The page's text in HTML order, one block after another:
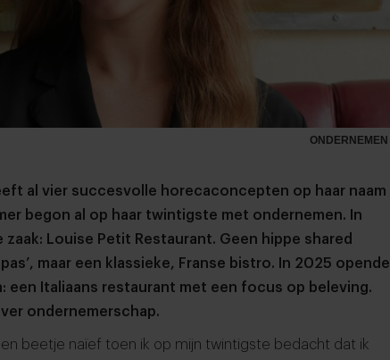
ONDERNEMEN
al vier succesvolle horecaconcepten op haar naam
begon al op haar twintigste met ondernemen. In
Louise Petit Restaurant. Geen hippe shared
maar een klassieke, Franse bistro. In 2025 opende
een Italiaans restaurant met een focus op beleving.
ondernemerschap.
beetje naïef toen ik op mijn twintigste bedacht dat ik